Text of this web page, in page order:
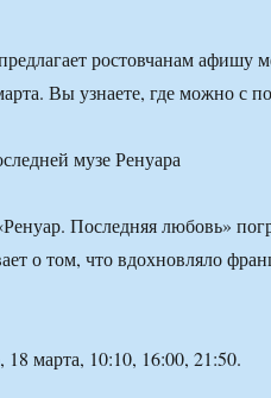
ростовчанам афишу
Вы узнаете, где можно с
музе Ренуара
Последняя любовь»
о том, что вдохновляло
марта, 10:10, 16:00, 21:50.